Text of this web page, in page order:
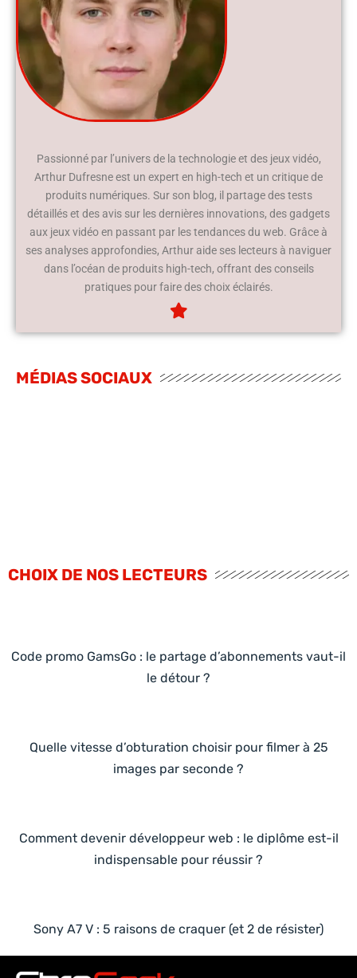
Passionné par l’univers de la technologie et des jeux vidéo,
Arthur Dufresne est un expert en high-tech et un critique de
produits numériques. Sur son blog, il partage des tests
détaillés et des avis sur les dernières innovations, des gadgets
aux jeux vidéo en passant par les tendances du web. Grâce à
ses analyses approfondies, Arthur aide ses lecteurs à naviguer
dans l’océan de produits high-tech, offrant des conseils
pratiques pour faire des choix éclairés.
MÉDIAS SOCIAUX
CHOIX DE NOS LECTEURS
Code promo GamsGo : le partage d’abonnements vaut-il
le détour ?
Quelle vitesse d’obturation choisir pour filmer à 25
images par seconde ?
Comment devenir développeur web : le diplôme est-il
indispensable pour réussir ?
Sony A7 V : 5 raisons de craquer (et 2 de résister)